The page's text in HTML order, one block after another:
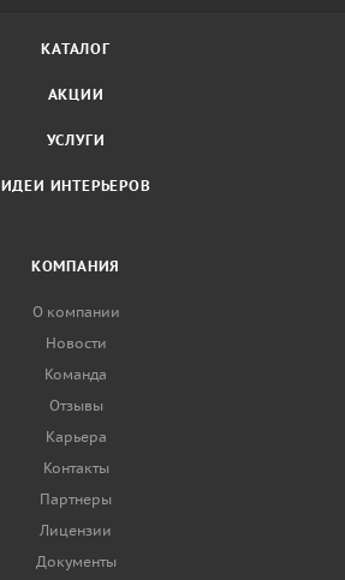
КАТАЛОГ
АКЦИИ
УСЛУГИ
ИДЕИ ИНТЕРЬЕРОВ
КОМПАНИЯ
О компании
Новости
Команда
Отзывы
Карьера
Контакты
Партнеры
Лицензии
Документы